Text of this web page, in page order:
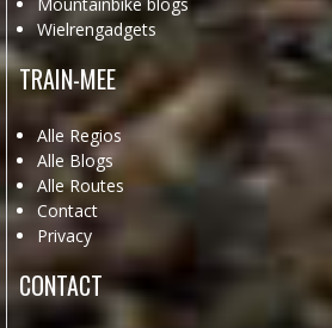
Wielrengadgets
TRAIN-MEE
Alle Regios
Alle Blogs
Alle Routes
Contact
Privacy
CONTACT